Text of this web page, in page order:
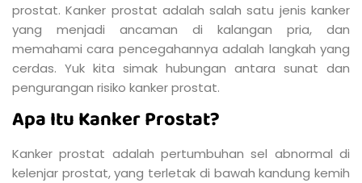
prostat. Kanker prostat adalah salah satu jenis kanker
yang menjadi ancaman di kalangan pria, dan
memahami cara pencegahannya adalah langkah yang
cerdas. Yuk kita simak hubungan antara sunat dan
pengurangan risiko kanker prostat.
Apa Itu Kanker Prostat?
Kanker prostat adalah pertumbuhan sel abnormal di
kelenjar prostat, yang terletak di bawah kandung kemih